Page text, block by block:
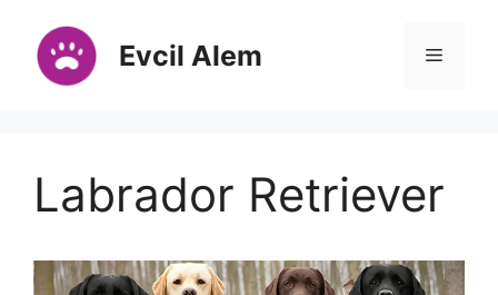
Evcil Alem Menü
Labrador Retriever